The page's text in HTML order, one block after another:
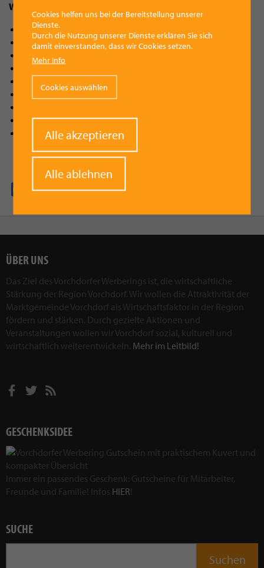
Warum Sie genau uns wählen sollten:
Verlässlicher Partner
Grosser Fuhrpark
Perfekt gewartete Fahrzeuge
Krankentransporte ohne Selbstbehalt
Ausgebildete Sanitäter
Fahrzeuge für alle Bedürfnisse
Professionelles Familienunternehmen
Facebook
Pinterest
X WhatsApp
Email
ÜBER UNS
Das Ziel des Vorchdorfer Werberings ist, die wirtschaftliche
Stärkung der Region Vorchdorf. Wir wollen die Attraktivität der
Marktgemeinde Vorchdorf als Wirtschaftsfaktor in der Region
fördern und stärken. Durch gezielte Aktionen und
Veranstaltungen wollen wir Vorchdorf sozial, kulturell und
wirtschaftlich weiterentwickeln. Mehr im Leitbild!
GESCHENKSIDEE
Immer ein passendes Geschenk: Gutscheine für Mitarbeiter,
Freunde und Familie! Infos HIER!
SUCHE
Cookies helfen uns bei der Bereitstellung unserer
Dienste.
Durch die Nutzung unserer Dienste erklären Sie sich
damit einverstanden, dass wir Cookies setzen.
Mehr Info
Cookies auswählen
Alle akzeptieren
Alle ablehnen